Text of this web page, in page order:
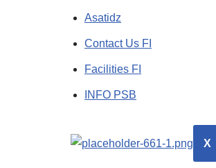
Asatidz
Contact Us FI
Facilities FI
INFO PSB
X